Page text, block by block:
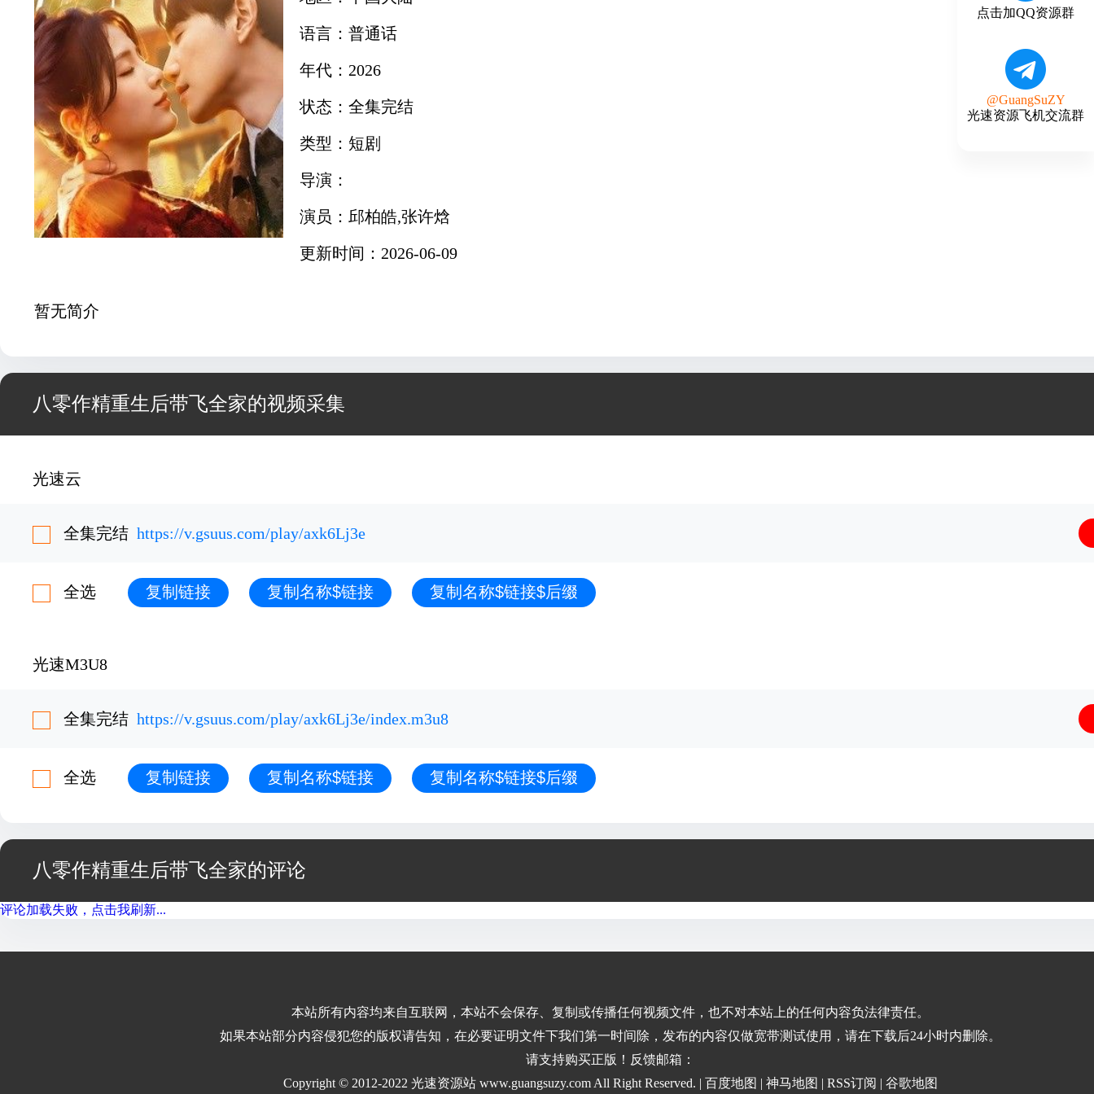
语言：普通话
年代：2026
状态：全集完结
类型：短剧
导演：
演员：邱柏皓,张许焓
更新时间：2026-06-09
暂无简介
八零作精重生后带飞全家的视频采集
光速云
全集完结 https://v.gsuus.com/play/axk6Lj3e
全选 复制链接 复制名称$链接 复制名称$链接$后缀
光速M3U8
全集完结 https://v.gsuus.com/play/axk6Lj3e/index.m3u8
全选 复制链接 复制名称$链接 复制名称$链接$后缀
八零作精重生后带飞全家的评论
评论加载失败，点击我刷新...
点击加QQ资源群
@GuangSuZY
光速资源飞机交流群
本站所有内容均来自互联网，本站不会保存、复制或传播任何视频文件，也不对本站上的任何内容负法律责任。
如果本站部分内容侵犯您的版权请告知，在必要证明文件下我们第一时间除，发布的内容仅做宽带测试使用，请在下载后24小时内删除。
请支持购买正版！反馈邮箱：
Copyright © 2012-2022 光速资源站 www.guangsuzy.com All Right Reserved. | 百度地图 | 神马地图 | RSS订阅 | 谷歌地图